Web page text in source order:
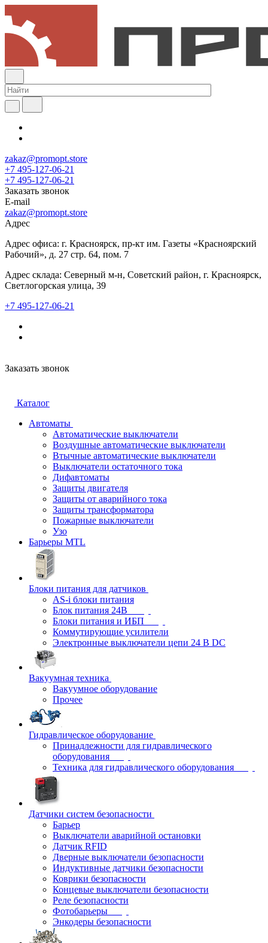
zakaz@promopt.store
+7 495-127-06-21
+7 495-127-06-21
Заказать звонок
E-mail
zakaz@promopt.store
Адрес
Адрес офиса: г. Красноярск, пр-кт им. Газеты «Красноярский
Рабочий», д. 27 стр. 64, пом. 7
Адрес склада: Северный м-н, Советский район, г. Красноярск,
Светлогорская улица, 39
+7 495-127-06-21
Заказать звонок
Каталог
Автоматы
Автоматические выключатели
Воздушные автоматические выключатели
Втычные автоматические выключатели
Выключатели остаточного тока
Дифавтоматы
Защиты двигателя
Защиты от аварийного тока
Защиты трансформатора
Пожарные выключатели
Узо
Барьеры MTL
Блоки питания для датчиков
AS-i блоки питания
Блок питания 24В
Блоки питания и ИБП
Коммутирующие усилители
Электронные выключатели цепи 24 В DC
Вакуумная техника
Вакуумное оборудование
Прочее
Гидравлическое оборудование
Принадлежности для гидравлического
оборудования
Техника для гидравлического оборудования
Датчики систем безопасности
Барьер
Выключатели аварийной остановки
Датчик RFID
Дверные выключатели безопасности
Индуктивные датчики безопасности
Коврики безопасности
Концевые выключатели безопасности
Реле безопасности
Фотобарьеры
Энкодеры безопасности